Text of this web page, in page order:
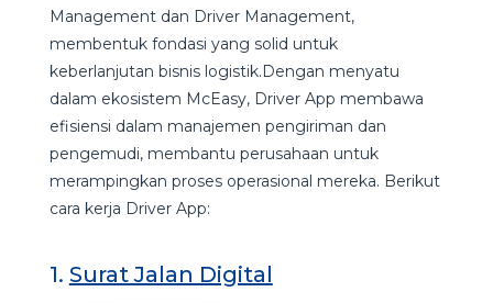
Management dan Driver Management,
membentuk fondasi yang solid untuk
keberlanjutan bisnis logistik.Dengan menyatu
dalam ekosistem McEasy, Driver App membawa
efisiensi dalam manajemen pengiriman dan
pengemudi, membantu perusahaan untuk
merampingkan proses operasional mereka. Berikut
cara kerja Driver App:
1. Surat Jalan Digital